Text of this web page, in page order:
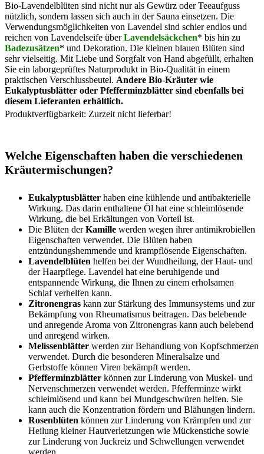
Bio-Lavendelblüten sind nicht nur als Gewürz oder Teeaufguss
nützlich, sondern lassen sich auch in der Sauna einsetzen. Die
Verwendungsmöglichkeiten von Lavendel sind schier endlos und
reichen von Lavendelseife überLavendelsäckchen* bis hin zu
Badezusätzen* und Dekoration. Die kleinen blauen Blüten sind
sehr vielseitig. Mit Liebe und Sorgfalt von Hand abgefüllt, erhalten
Sie ein laborgeprüftes Naturprodukt in Bio-Qualität in einem
praktischen Verschlussbeutel. Andere Bio-Kräuter wie
Eukalyptusblätter oder Pfefferminzblätter sind ebenfalls bei
diesem Lieferanten erhältlich.
Produktverfügbarkeit: Zurzeit nicht lieferbar!
Welche Eigenschaften haben die verschiedenen
Kräutermischungen?
Eukalyptusblätter haben eine kühlende und antibakterielle
Wirkung. Das darin enthaltene Öl hat eine schleimlösende
Wirkung, die bei Erkältungen von Vorteil ist.
Die Blüten derKamille werden wegen ihrer antimikrobiellen
Eigenschaften verwendet. Die Blüten haben
entzündungshemmende und krampflösende Eigenschaften.
Lavendelblüten helfen bei der Wundheilung, der Haut- und
der Haarpflege. Lavendel hat eine beruhigende und
entspannende Wirkung, die Ihnen zu einem erholsamen
Schlaf verhelfen kann.
Zitronengras kann zur Stärkung des Immunsystems und zur
Bekämpfung von Rheumatismus beitragen. Das belebende
und anregende Aroma von Zitronengras kann auch belebend
und anregend wirken.
Melissenblätter werden zur Behandlung von Kopfschmerzen
verwendet. Durch die besonderen Mineralsalze und
Gerbstoffe können Viren bekämpft werden.
Pfefferminzblätter können zur Linderung von Muskel- und
Nervenschmerzen verwendet werden. Pfefferminze wirkt
schleimlösend und kann bei Mundgeschwüren helfen. Sie
kann auch die Konzentration fördern und Blähungen lindern.
Rosenblüten können zur Linderung von Krämpfen und zur
Heilung kleiner Hautverletzungen wie Mückenstiche sowie
zur Linderung von Juckreiz und Schwellungen verwendet
werden.